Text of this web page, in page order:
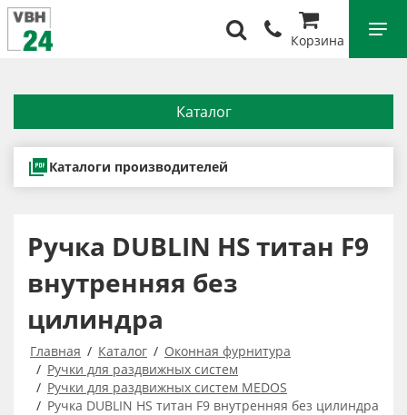
Корзина
Каталог
Каталоги производителей
Ручка DUBLIN HS титан F9
внутренняя без
цилиндра
Главная Каталог
Оконная фурнитура
Ручки для раздвижных систем
Ручки для раздвижных систем MEDOS
Ручка DUBLIN HS титан F9 внутренняя без цилиндра